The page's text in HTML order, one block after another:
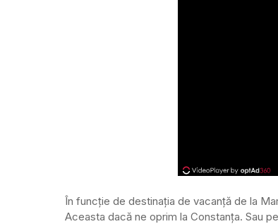
În funcție de destinația de vacanță de la
Aceasta dacă ne oprim la Constanța. Sau